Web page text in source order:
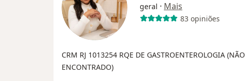
geral · Mais
83 opiniões
CRM RJ 1013254 RQE DE GASTROENTEROLOGIA (NÃO
ENCONTRADO)